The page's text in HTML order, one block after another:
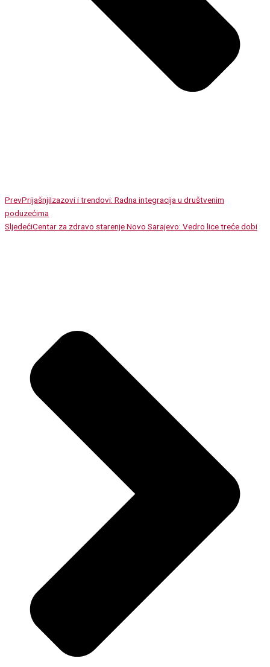
PrevPrijašnjiIzazovi i trendovi: Radna integracija u društvenim
poduzećima
SljedećiCentar za zdravo starenje Novo Sarajevo: Vedro lice treće dobi